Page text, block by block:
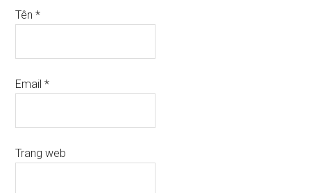
Tên*
Email*
Trang web